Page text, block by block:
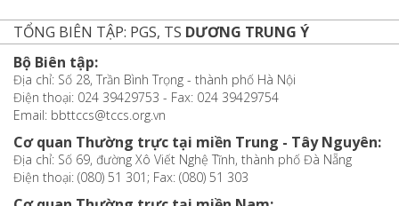
TỔNG BIÊN TẬP: PGS, TS DƯƠNG TRUNG Ý
Bộ Biên tập:
Địa chỉ: Số 28, Trần Bình Trọng - thành phố Hà Nội
Điện thoại: 024 39429753 - Fax: 024 39429754
Email: bbttccs@tccs.org.vn
Cơ quan Thường trực tại miền Trung - Tây Nguyên:
Địa chỉ: Số 69, đường Xô Viết Nghệ Tĩnh, thành phố Đà Nẵng
Điện thoại: (080) 51 301; Fax: (080) 51 303